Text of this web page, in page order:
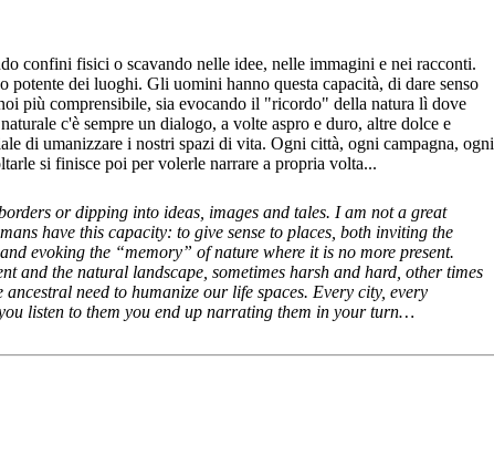
confini fisici o scavando nelle idee, nelle immagini e nei racconti.
dei luoghi. Gli uomini hanno questa capacità, di dare senso
più comprensibile, sia evocando il "ricordo" della natura lì dove
c'è sempre un dialogo, a volte aspro e duro, altre dolce e
di umanizzare i nostri spazi di vita. Ogni città, ogni campagna, ogni
si finisce poi per volerle narrare a propria volta...
or dipping into ideas, images and tales. I am not a great
have this capacity: to give sense to places, both inviting the
evoking the “memory” of nature where it is no more present.
and the natural landscape, sometimes harsh and hard, other times
need to humanize our life spaces. Every city, every
listen to them you end up narrating them in your turn…